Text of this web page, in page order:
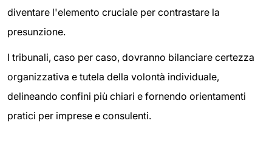
diventare l'elemento cruciale per contrastare la
presunzione.
I tribunali, caso per caso, dovranno bilanciare certezza
organizzativa e tutela della volontà individuale,
delineando confini più chiari e fornendo orientamenti
pratici per imprese e consulenti.